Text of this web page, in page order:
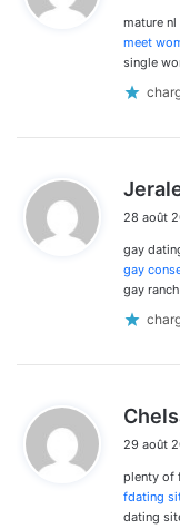
mature nl
meet
single
28 août
gay
gay
gay
29 août
plenty of
fdating
dating